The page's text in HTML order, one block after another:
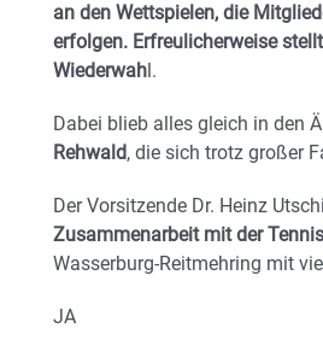
an den Wettspielen, die
erfolgen. Erfreulicherweise
Wiederwahl.
Dabei blieb alles gleich in den
Rehwald, die sich trotz großer
Der Vorsitzende Dr. Heinz
Zusammenarbeit mit der
Wasserburg-Reitmehring mit
JA